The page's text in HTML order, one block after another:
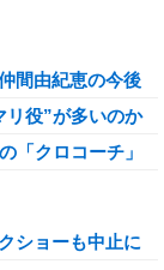
間由紀恵の今後
リ役”が多いのか
「クロコーチ」
ショーも中止に